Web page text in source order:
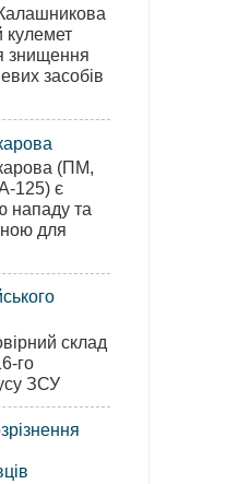
кулемет
знищення
засобів
(ПМ,
125) є
нападу та
для
склад
го
ЗСУ